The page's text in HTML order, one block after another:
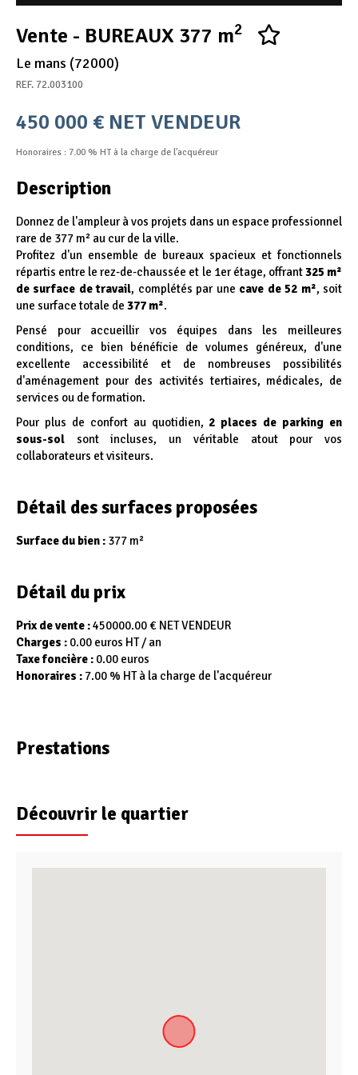
Vente - BUREAUX 377 m2
Le mans (72000)
REF. 72.003100
450 000 € NET VENDEUR
Honoraires : 7.00 % HT à la charge de l'acquéreur
Description
Donnez de l'ampleur à vos projets dans un espace professionnel
rare de 377 m² au cur de la ville.
Profitez d'un ensemble de bureaux spacieux et fonctionnels
répartis entre le rez-de-chaussée et le 1er étage, offrant325 m²
de surface de travail, complétés par une cave de 52 m², soit
une surface totale de 377 m².
Pensé pour accueillir vos équipes dans les meilleures
conditions, ce bien bénéficie de volumes généreux, d'une
excellente accessibilité et de nombreuses possibilités
d'aménagement pour des activités tertiaires, médicales, de
services ou de formation.
Pour plus de confort au quotidien, 2 places de parking en
sous-sol sont incluses, un véritable atout pour vos
collaborateurs et visiteurs.
Détail des surfaces proposées
Surface du bien : 377 m²
Détail du prix
Prix de vente :450000.00 € NET VENDEUR
Charges : 0.00 euros HT / an
Taxe foncière : 0.00 euros
Honoraires : 7.00 % HT à la charge de l'acquéreur
Prestations
Découvrir le quartier